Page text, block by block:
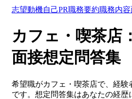
志望動機自己PR職務要約職務内容
カフェ・喫茶店
面接想定問答集
希望職がカフェ・喫茶店で、経験
です。想定問答集はあなたの経歴